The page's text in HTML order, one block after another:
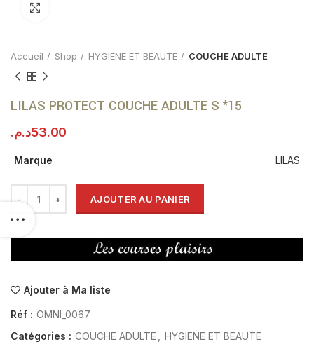
Accueil Shop HYGIENE ET BEAUTE COUCHE ADULTE
LILAS PROTECT COUCHE ADULTE S *15
53.00د.م.
Marque LILAS
AJOUTER AU PANIER
Ajouter à Ma liste
Réf : OMNI_0067
Catégories : COUCHE ADULTE HYGIENE ET BEAUTE